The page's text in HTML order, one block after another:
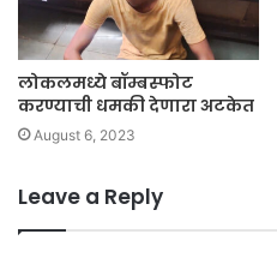
लोकलमध्ये बॉम्बस्फोट
करण्याची धमकी देणारा अटकेत
August 6, 2023
Leave a Reply